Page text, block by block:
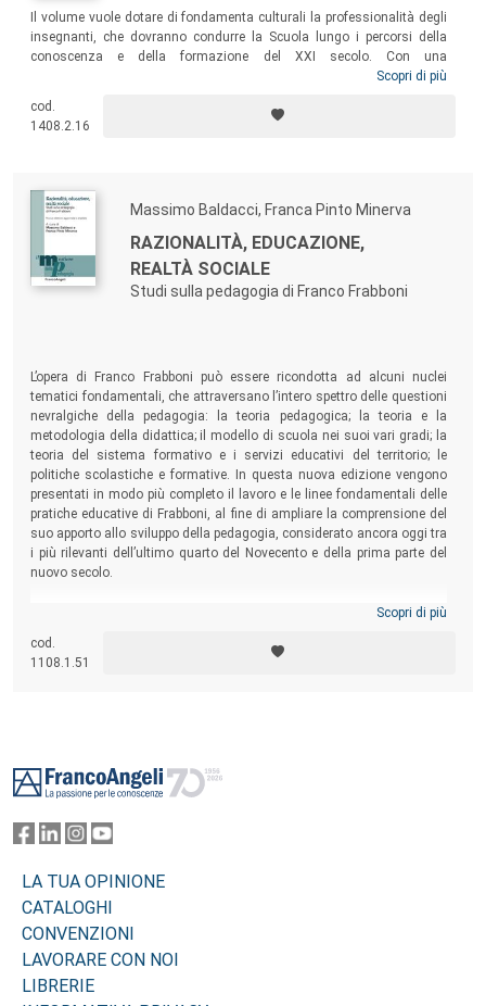
Il volume vuole dotare di fondamenta culturali la professionalità degli
insegnanti, che dovranno condurre la Scuola lungo i percorsi della
conoscenza e della formazione del XXI secolo. Con una
consapevolezza pedagogica: occorre un progetto/scuola fondato su
professionalità docente in grado di assicurare alle giovani generazioni
conoscenza e valori, con i quali partecipare – da protagonisti – al
Scopri di più
cod.
1408.2.16
Massimo Baldacci, Franca Pinto Minerva
RAZIONALITÀ, EDUCAZIONE,
REALTÀ SOCIALE
Studi sulla pedagogia di Franco Frabboni
L’opera di Franco Frabboni può essere ricondotta ad alcuni nuclei
tematici fondamentali, che attraversano l’intero spettro delle questioni
nevralgiche della pedagogia: la teoria pedagogica; la teoria e la
metodologia della didattica; il modello di scuola nei suoi vari gradi; la
teoria del sistema formativo e i servizi educativi del territorio; le
politiche scolastiche e formative. In questa nuova edizione vengono
presentati in modo più completo il lavoro e le linee fondamentali delle
pratiche educative di Frabboni, al fine di ampliare la comprensione del
suo apporto allo sviluppo della pedagogia, considerato ancora oggi tra
i più rilevanti dell’ultimo quarto del Novecento e della prima parte del
nuovo secolo.
Scopri di più
cod.
1108.1.51
LA TUA OPINIONE
CATALOGHI
CONVENZIONI
LAVORARE CON NOI
LIBRERIE